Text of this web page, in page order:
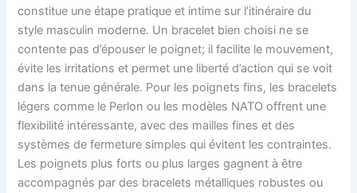
constitue une étape pratique et intime sur l’itinéraire du
style masculin moderne. Un bracelet bien choisi ne se
contente pas d’épouser le poignet; il facilite le mouvement,
évite les irritations et permet une liberté d’action qui se voit
dans la tenue générale. Pour les poignets fins, les bracelets
légers comme le Perlon ou les modèles NATO offrent une
flexibilité intéressante, avec des mailles fines et des
systèmes de fermeture simples qui évitent les contraintes.
Les poignets plus forts ou plus larges gagnent à être
accompagnés par des bracelets métalliques robustes ou